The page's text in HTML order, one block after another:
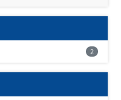
2